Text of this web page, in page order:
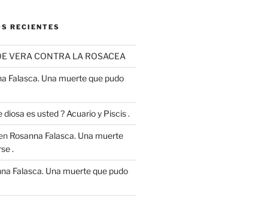
RECIENTES
VERA CONTRA LA ROSACEA
Falasca. Una muerte que pudo
diosa es usted ? Acuario y Piscis .
Rosanna Falasca. Una muerte
.
Falasca. Una muerte que pudo